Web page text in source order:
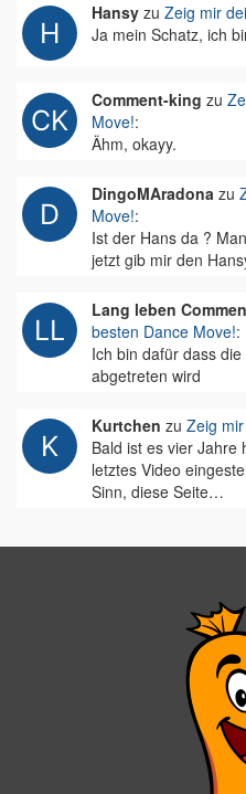
Hansy zu Zeig mir
Ja mein Schatz, ich
Comment-king zu
Move!:
Ähm, okayy.
DingoMAradona zu
Move!:
Ist der Hans da ?
jetzt gib mir den
Lang leben
besten Dance Move!:
Ich bin dafür dass
abgetreten wird
Kurtchen zu Zeig
Bald ist es vier Jahre
letztes Video
Sinn, diese Seite…